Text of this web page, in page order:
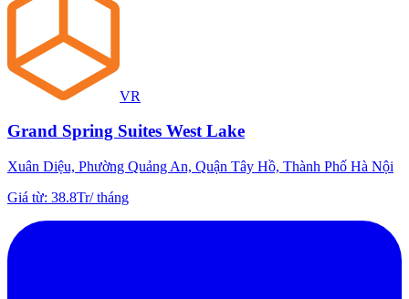
VR
Grand Spring Suites West Lake
Xuân Diệu, Phường Quảng An, Quận Tây Hồ, Thành Phố Hà Nội
Giá từ: 38.8Tr/tháng